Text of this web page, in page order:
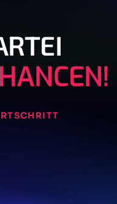
HANCEN!